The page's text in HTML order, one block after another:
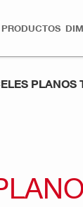
PRODUCTOS
PLANOS